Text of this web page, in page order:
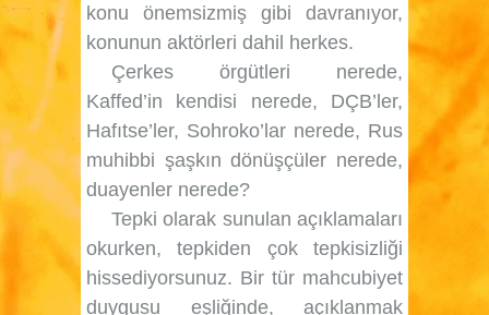
konu önemsizmiş gibi davranıyor,
konunun aktörleri dahil herkes.
Çerkes örgütleri nerede,
Kaffed’in kendisi nerede, DÇB’ler,
Hafıtse’ler, Sohroko’lar nerede, Rus
muhibbi şaşkın dönüşçüler nerede,
duayenler nerede?
Tepki olarak sunulan açıklamaları
okurken, tepkiden çok tepkisizliği
hissediyorsunuz. Bir tür mahcubiyet
duygusu eşliğinde, açıklanmak